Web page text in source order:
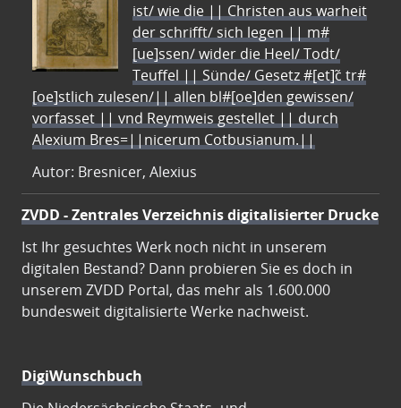
ist/ wie die || Christen aus warheit
der schrifft/ sich legen || m#
[ue]ssen/ wider die Heel/ Todt/
Teuffel || Sünde/ Gesetz #[et]c̃ tr#
[oe]stlich zulesen/|| allen bl#[oe]den gewissen/
vorfasset || vnd Reymweis gestellet || durch
Alexium Bres=||nicerum Cotbusianum.||
Autor: Bresnicer, Alexius
ZVDD - Zentrales Verzeichnis digitalisierter Drucke
Ist Ihr gesuchtes Werk noch nicht in unserem
digitalen Bestand? Dann probieren Sie es doch in
unserem ZVDD Portal, das mehr als 1.600.000
bundesweit digitalisierte Werke nachweist.
DigiWunschbuch